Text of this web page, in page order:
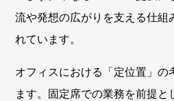
流や発想の広がりを支える仕組
れています。
オフィスにおける「定位置」の
ます。固定席での業務を前提と